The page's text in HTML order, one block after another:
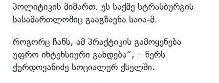
პოლიტიკის მიმართ. ეს საქმე სტრასბურგის
სასამართლოშიც გააგზავნა საია-მ.
როგორც ჩანს, ამ პრაქტიკის გამოყენება
უფრო ინტენსიური გახდება“, – წერს
ქურდოვანიძე სოციალურ ქსელში.